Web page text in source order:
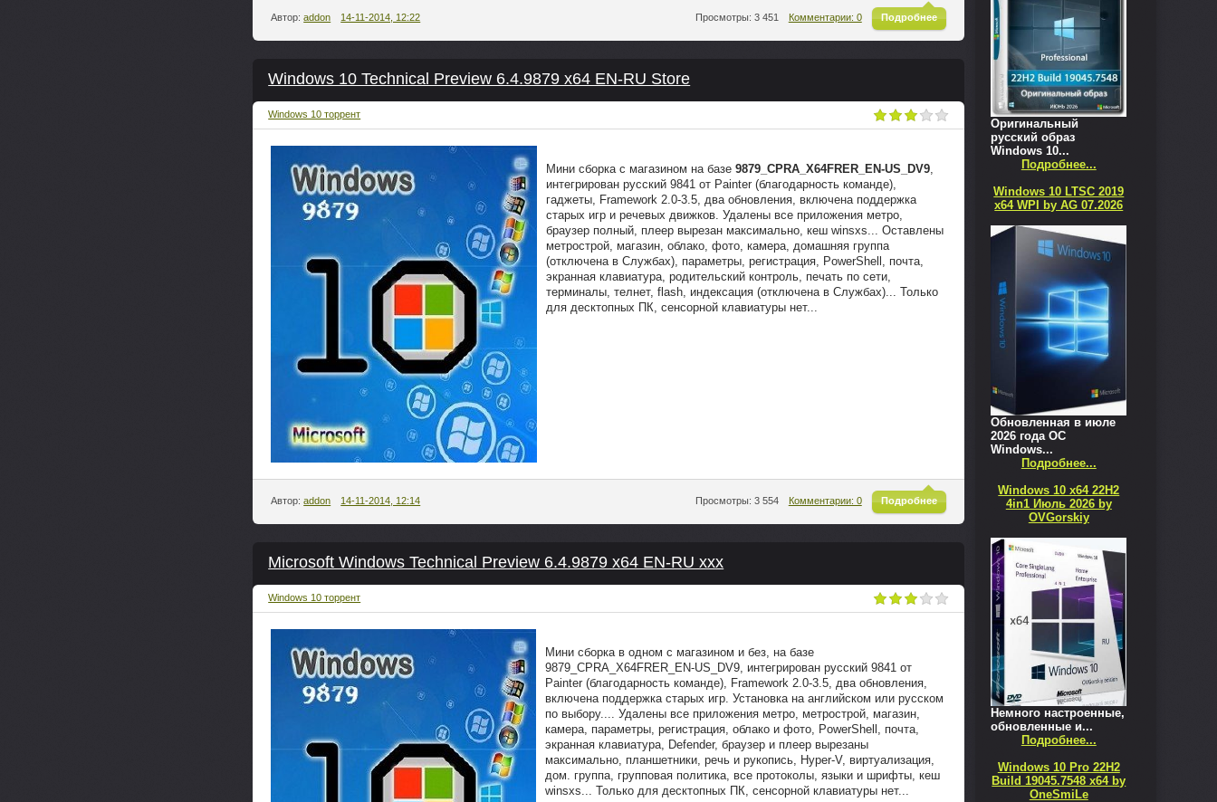
Подробнее
Комментарии: 0
Просмотры: 3 451
Автор:addon 14-11-2014, 12:22
Windows 10 Technical Preview 6.4.9879 x64 EN-RU Store
Windows 10 торрент
Мини сборка с магазином на базе9879_CPRA_X64FRER_EN-US_DV9,
интегрирован русский 9841 от Painter (благодарность команде),
гаджеты, Framework 2.0-3.5, два обновления, включена поддержка
старых игр и речевых движков. Удалены все приложения метро,
браузер полный, плеер вырезан максимально, кеш winsxs... Оставлены
метрострой, магазин, облако, фото, камера, домашняя группа
(отключена в Службах), параметры, регистрация, PowerShell, почта,
экранная клавиатура, родительский контроль, печать по сети,
терминалы, телнет, flash, индексация (отключена в Службах)... Только
для десктопных ПК, сенсорной клавиатуры нет...
Подробнее
Комментарии: 0
Просмотры: 3 554
Автор:addon 14-11-2014, 12:14
Microsoft Windows Technical Preview 6.4.9879 x64 EN-RU xxx
Windows 10 торрент
Мини сборка в одном с магазином и без, на базе
9879_CPRA_X64FRER_EN-US_DV9, интегрирован русский 9841 от
Painter (благодарность команде), Framework 2.0-3.5, два обновления,
включена поддержка старых игр. Установка на английском или русском
по выбору.... Удалены все приложения метро, метрострой, магазин,
камера, параметры, регистрация, облако и фото, PowerShell, почта,
экранная клавиатура, Defender, браузер и плеер вырезаны
максимально, планшетники, речь и рукопись, Hyper-V, виртуализация,
дом. группа, групповая политика, все протоколы, языки и шрифты, кеш
winsxs... Только для десктопных ПК, сенсорной клавиатуры нет...
Оригинальный
русский образ
Windows 10...
Подробнее...
Windows 10 LTSC 2019
x64 WPI by AG 07.2026
Обновленная в июле
2026 года ОС
Windows...
Подробнее...
Windows 10 x64 22H2
4in1 Июль 2026 by
OVGorskiy
Немного настроенные,
обновленные и...
Подробнее...
Windows 10 Pro 22H2
Build 19045.7548 x64 by
OneSmiLe